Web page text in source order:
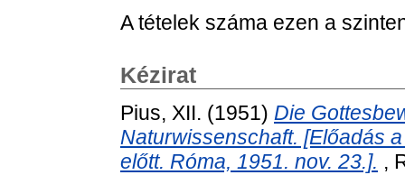
A tételek száma ezen a
Kézirat
Pius, XII. (1951) Die
Naturwissenschaft. [Előadás
előtt. Róma, 1951. nov. 23.]. ,